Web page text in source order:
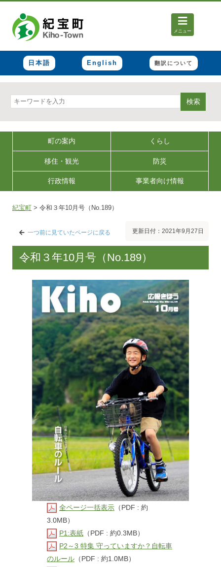
メニュー
日本語 English 翻訳について
検索
町の案内 くらし
移住・観光 防災
行政情報 事業者向け情報
紀宝町 > 令和３年10月号（No.189）
一つ前に見ていたページに戻る 更新日付：2021年9月27日
令和３年10月号（No.189）
全ページ一括表示 （PDF : 約
3.0MB）
P1:表紙 （PDF : 約0.3MB）
P2～3 特集 守っていますか？自転車
のルール （PDF : 約1.0MB）